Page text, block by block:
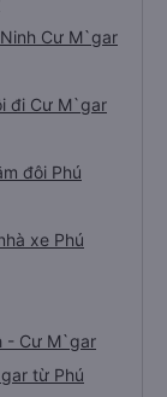
Cư M`gar
đi Cư M`gar
đôi Phú
xe Phú
- Cư M`gar
từ Phú